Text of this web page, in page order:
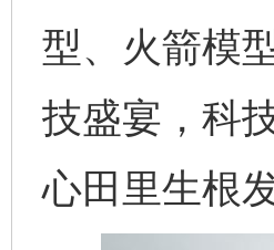
型、火箭模
技盛宴，科
心田里生根